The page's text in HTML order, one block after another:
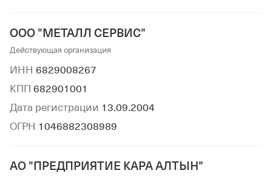
ООО "МЕТАЛЛ СЕРВИС"
Действующая организация
ИНН 6829008267
КПП 682901001
Дата регистрации 13.09.2004
ОГРН 1046882308989
АО "ПРЕДПРИЯТИЕ КАРА АЛТЫН"